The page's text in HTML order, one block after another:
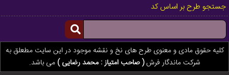
جستجو طرح بر اساس کد
کلیه حقوق مادی و معنوی طرح های نخ و نقشه موجود در این سایت مطعلق به
شرکت ماندگار فرش( صاحب امتیاز : محمد رضایی )می باشد.